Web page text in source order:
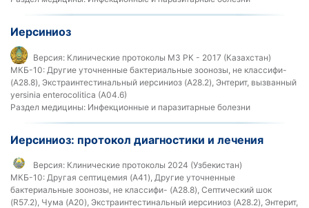
Иерсиниоз
Версия: Клинические протоколы МЗ РК - 2017 (Казахстан)
МКБ-10: Другие уточненные бактериальные зоонозы, не классифи-
(A28.8), Экстраинтестинальный иерсиниоз (A28.2), Энтерит, вызванный
yersinia enterocolitica (A04.6)
Раздел медицины: Инфекционные и паразитарные болезни
Иерсиниоз: протокол диагностики и лечения
Версия: Клинические протоколы 2024 (Узбекистан)
МКБ-10: Другая септицемия (A41), Другие уточненные
бактериальные зоонозы, не классифи- (A28.8), Септический шок
(R57.2), Чума (A20), Экстраинтестинальный иерсиниоз (A28.2), Энтерит,